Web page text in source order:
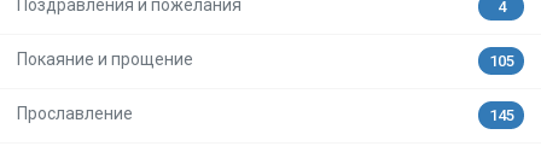
Поздравления и пожелания 4
Покаяние и прощение 105
Прославление 145